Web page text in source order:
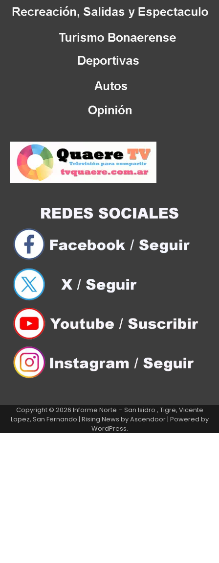
Copyright © 2026 Informe Norte – San Isidro , Tigre, Vicente
Lopez, San Fernando | Rising News byAscendoor| Powered by
WordPress.